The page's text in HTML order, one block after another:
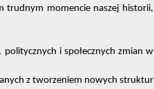
trudnym momencie naszej historii,
i społecznych zmian w
z tworzeniem nowych struktur